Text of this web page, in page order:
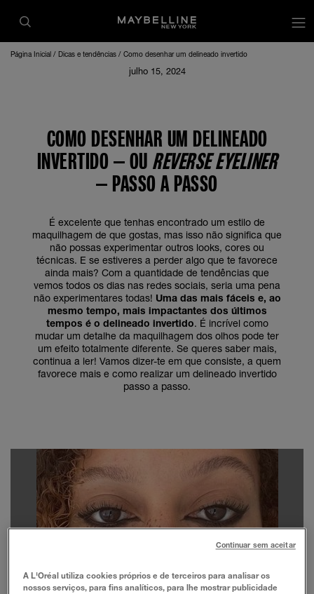
Página Inicial Dicas e tendências Como desenhar um delineado invertido
julho 15, 2024
COMO DESENHAR UM DELINEADO
INVERTIDO – OU REVERSE EYELINER
– PASSO A PASSO
É excelente que tenhas encontrado um estilo de
maquilhagem de que gostas, mas isso não significa que
não possas experimentar outros looks, cores ou
técnicas. E se estiveres a perder algo que te favorece
ainda mais? Com a quantidade de tendências que
vemos todos os dias nas redes sociais, seria uma pena
não experimentares todas! Uma das mais fáceis e, ao
mesmo tempo, mais impactantes dos últimos
tempos é o delineado invertido. É incrível como
mudar um detalhe da maquilhagem dos olhos pode ter
um efeito totalmente diferente. Se queres saber mais,
continua a ler! Vamos dizer-te em que consiste, a quem
favorece mais e como realizar um delineado invertido
passo a passo.
A L'Oréal utiliza cookies próprios e de terceiros para analisar os
nossos serviços, para fins analíticos, para lhe mostrar publicidade
Continuar sem aceitar